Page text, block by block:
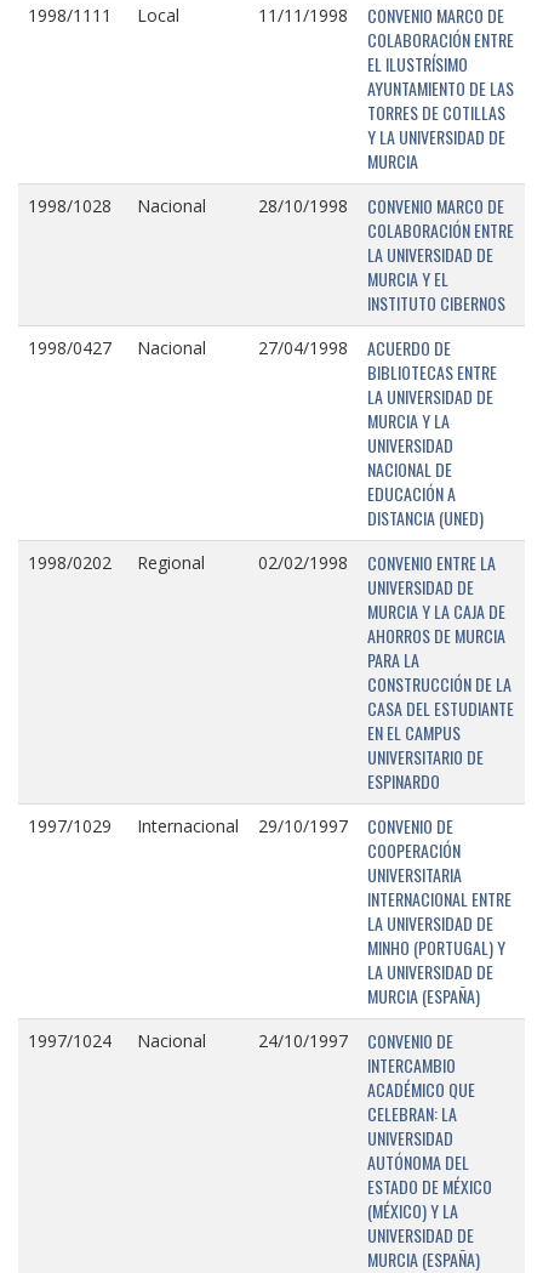
1998/1111 Local 11/11/1998
CONVENIO MARCO DE
COLABORACIÓN ENTRE
EL ILUSTRÍSIMO
AYUNTAMIENTO DE LAS
TORRES DE COTILLAS
Y LA UNIVERSIDAD DE
MURCIA
1998/1028 Nacional 28/10/1998
CONVENIO MARCO DE
COLABORACIÓN ENTRE
LA UNIVERSIDAD DE
MURCIA Y EL
INSTITUTO CIBERNOS
1998/0427 Nacional 27/04/1998
ACUERDO DE
BIBLIOTECAS ENTRE
LA UNIVERSIDAD DE
MURCIA Y LA
UNIVERSIDAD
NACIONAL DE
EDUCACIÓN A
DISTANCIA (UNED)
1998/0202 Regional 02/02/1998
CONVENIO ENTRE LA
UNIVERSIDAD DE
MURCIA Y LA CAJA DE
AHORROS DE MURCIA
PARA LA
CONSTRUCCIÓN DE LA
CASA DEL ESTUDIANTE
EN EL CAMPUS
UNIVERSITARIO DE
ESPINARDO
1997/1029 Internacional 29/10/1997
CONVENIO DE
COOPERACIÓN
UNIVERSITARIA
INTERNACIONAL ENTRE
LA UNIVERSIDAD DE
MINHO (PORTUGAL) Y
LA UNIVERSIDAD DE
MURCIA (ESPAÑA)
1997/1024 Nacional 24/10/1997
CONVENIO DE
INTERCAMBIO
ACADÉMICO QUE
CELEBRAN: LA
UNIVERSIDAD
AUTÓNOMA DEL
ESTADO DE MÉXICO
(MÉXICO) Y LA
UNIVERSIDAD DE
MURCIA (ESPAÑA)